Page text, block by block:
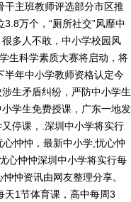
主班教师评选部分市区推
万个，“厕所社交”风靡中
多人不敢，中小学校园风
生科学素质大赛将启动，将
年中小学教师资格认定今
生矛盾纠纷，严防中小学生
学生免费授课，广东一地发
停课，.深圳中小学将实行
忡忡，最新中小学,忧心忡
心忡忡深圳中小学将实行每
忡资讯由网友整理分享。
天1节体育课，高中每周3